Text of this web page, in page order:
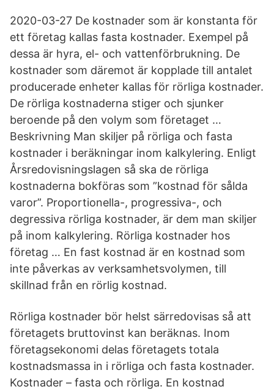
2020-03-27 De kostnader som är konstanta för
ett företag kallas fasta kostnader. Exempel på
dessa är hyra, el- och vattenförbrukning. De
kostnader som däremot är kopplade till antalet
producerade enheter kallas för rörliga kostnader.
De rörliga kostnaderna stiger och sjunker
beroende på den volym som företaget …
Beskrivning Man skiljer på rörliga och fasta
kostnader i beräkningar inom kalkylering. Enligt
Årsredovisningslagen så ska de rörliga
kostnaderna bokföras som ”kostnad för sålda
varor”. Proportionella-, progressiva-, och
degressiva rörliga kostnader, är dem man skiljer
på inom kalkylering. Rörliga kostnader hos
företag … En fast kostnad är en kostnad som
inte påverkas av verksamhetsvolymen, till
skillnad från en rörlig kostnad.
Rörliga kostnader bör helst särredovisas så att
företagets bruttovinst kan beräknas. Inom
företagsekonomi delas företagets totala
kostnadsmassa in i rörliga och fasta kostnader.
Kostnader – fasta och rörliga. En kostnad